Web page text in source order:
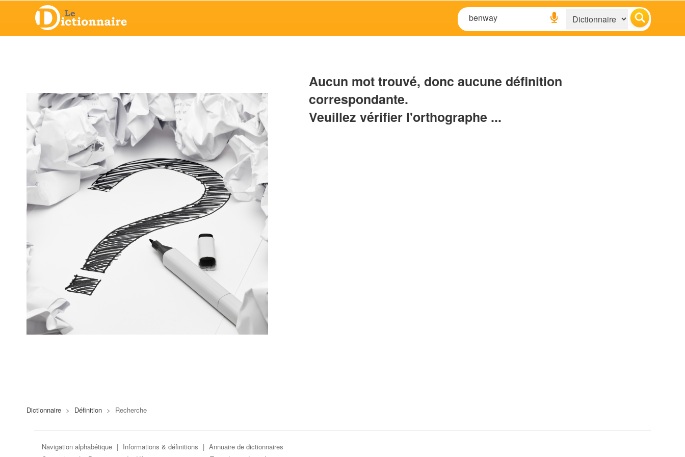
Aucun mot trouvé, donc aucune définition
correspondante.
Veuillez vérifier l'orthographe ...
Dictionnaire > Définition > Recherche
Navigation alphabétique | Informations & définitions | Annuaire de dictionnaires